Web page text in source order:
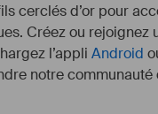
cerclés d’or pour
Créez ou rejoignez
l’appli Android
notre